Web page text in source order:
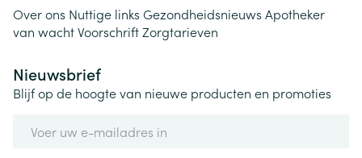
Over ons Nuttige links Gezondheidsnieuws Apotheker
van wachtVoorschriftZorgtarieven
Nieuwsbrief
Blijf op de hoogte van nieuwe producten en promoties